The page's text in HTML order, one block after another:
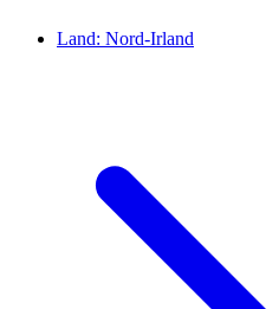
Land: Nord-Irland